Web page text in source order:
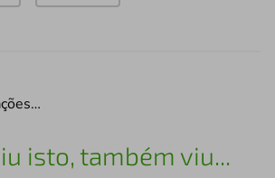
isto, também viu...